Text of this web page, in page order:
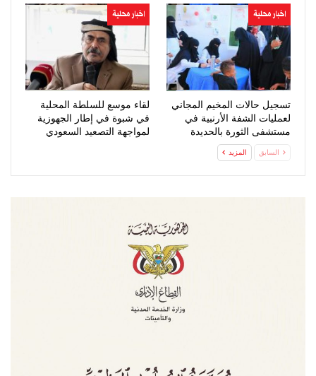
اخبار محلية
تسجيل حالات المخيم المجاني
لعمليات الشفة الأرنبية في
مستشفى الثورة بالحديدة
اخبار محلية
لقاء موسع للسلطة المحلية
في شبوة في إطار الجهوزية
لمواجهة التصعيد السعودي
السابق المزيد